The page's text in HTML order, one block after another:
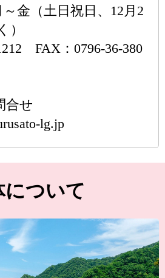
金（土日祝日、12月2
）
FAX：0796-36-380
合せ
lg.jp
について